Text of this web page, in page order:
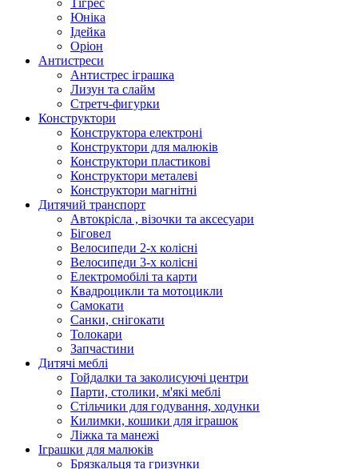
Тігрес
Юніка
Ідейка
Оріон
Антистреси
Антистрес іграшка
Лизун та слайм
Стретч-фигурки
Конструктори
Конструктора електроні
Конструктори для малюків
Конструктори пластикові
Конструктори металеві
Конструктори магнітні
Дитячий транспорт
Автокрісла , візочки та аксесуари
Біговел
Велосипеди 2-х колісні
Велосипеди 3-х колісні
Електромобілі та карти
Квадроцикли та мотоцикли
Самокати
Санки, снігокати
Толокари
Запчастини
Дитячі меблі
Гойдалки та заколисуючі центри
Парти, столики, м'які меблі
Стільчики для годування, ходунки
Килимки, кошики для іграшок
Ліжка та манежі
Іграшки для малюків
Брязкальця та гризунки